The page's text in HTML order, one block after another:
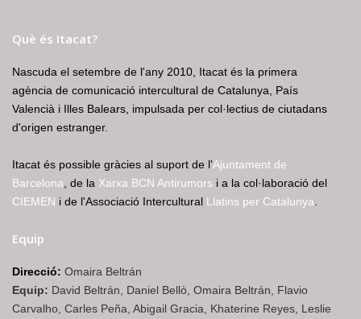
Què és Itacat?
Nascuda el setembre de l'any 2010, Itacat és la primera
agència de comunicació intercultural de Catalunya, País
Valencià i Illes Balears, impulsada per col·lectius de ciutadans
d'origen estranger.
Itacat és possible gràcies al suport de l'Ajuntament de
Barcelona , de la Xarxa BCN Antirumors i a la col·laboració del
CIEMEN i de l'Associació Intercultural Llatins per Catalunya
Equip
Direcció: Omaira Beltrán
Equip: David Beltrán, Daniel Bellò, Omaira Beltrán, Flavio
Carvalho, Carles Peña, Abigail Gracia, Khaterine Reyes, Leslie